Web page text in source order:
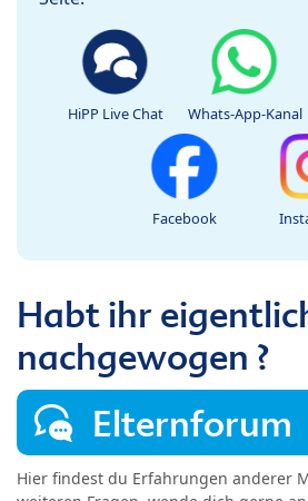
HiPP Live Chat Whats-App-Kanal
Facebook
Habt ihr
nachgewogen ?
Elternforum
Hier findest du Erfahrungen anderer